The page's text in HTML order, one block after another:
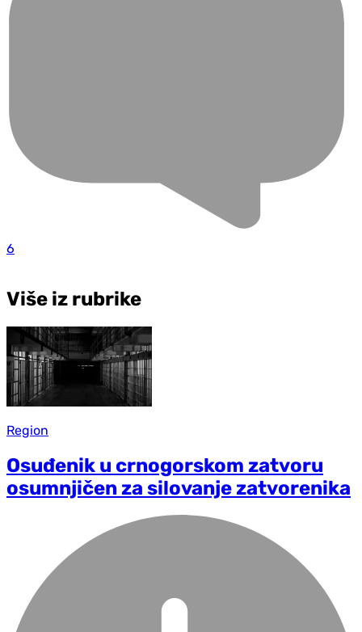
6
Više iz rubrike
Region
Osuđenik u crnogorskom zatvoru
osumnjičen za silovanje zatvorenika